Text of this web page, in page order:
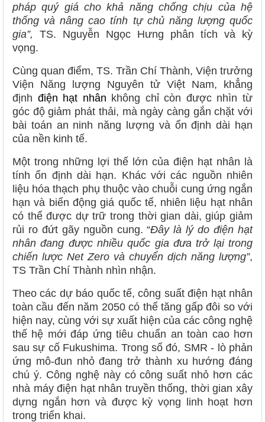
pháp quý giá cho khả năng chống chịu của hệ
thống và nâng cao tính tự chủ năng lượng quốc
gia”, TS. Nguyễn Ngọc Hưng phân tích và kỳ
vọng.
Cùng quan điểm, TS. Trần Chí Thành, Viện trưởng
Viện Năng lượng Nguyên tử Việt Nam, khẳng
định điện hạt nhân không chỉ còn được nhìn từ
góc độ giảm phát thải, mà ngày càng gắn chặt với
bài toán an ninh năng lượng và ổn định dài hạn
của nền kinh tế.
Một trong những lợi thế lớn của điện hạt nhân là
tính ổn định dài hạn. Khác với các nguồn nhiên
liệu hóa thạch phụ thuộc vào chuỗi cung ứng ngắn
hạn và biến động giá quốc tế, nhiên liệu hạt nhân
có thể được dự trữ trong thời gian dài, giúp giảm
rủi ro đứt gãy nguồn cung. “Đây là lý do điện hạt
nhân đang được nhiều quốc gia đưa trở lại trong
chiến lược Net Zero và chuyển dịch năng lượng”,
TS Trần Chí Thành nhìn nhận.
Theo các dự báo quốc tế, công suất điện hạt nhân
toàn cầu đến năm 2050 có thể tăng gấp đôi so với
hiện nay, cùng với sự xuất hiện của các công nghệ
thế hệ mới đáp ứng tiêu chuẩn an toàn cao hơn
sau sự cố Fukushima. Trong số đó, SMR - lò phản
ứng mô-đun nhỏ đang trở thành xu hướng đáng
chú ý. Công nghệ này có công suất nhỏ hơn các
nhà máy điện hạt nhân truyền thống, thời gian xây
dựng ngắn hơn và được kỳ vọng linh hoạt hơn
trong triển khai.